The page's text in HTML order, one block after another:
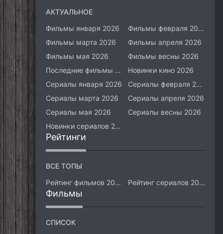
АКТУАЛЬНОЕ
Фильмы января 2026
Фильмы февраля 2026
Фильмы марта 2026
Фильмы апреля 2026
Фильмы мая 2026
Фильмы весны 2026
Последние фильмы 2026
Новинки кино 2026
Сериалы января 2026
Сериалы февраля 2026
Сериалы марта 2026
Сериалы апреля 2026
Сериалы мая 2026
Сериалы весны 2026
Новинки сериалов 2026
Рейтинги
ВСЕ ТОПЫ
Рейтинг фильмов 2026
Рейтинг сериалов 2026
Фильмы
СПИСОК